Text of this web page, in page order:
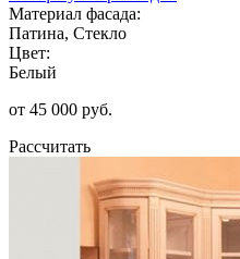
Материал фасада:
Патина, Стекло
Цвет:
Белый
от 45 000 руб.
Рассчитать